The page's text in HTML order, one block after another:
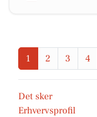
1 2 3 4
Det sker
Erhvervsprofil